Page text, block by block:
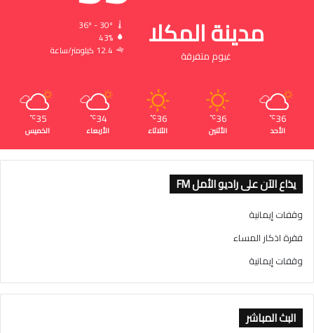
مدينة المكلا
غيوم متفرقة
43%
12.4 كيلومتر/ساعة
36
℃
الأحد
36
℃
الأثنين
36
℃
الثلاثاء
34
℃
الأربعاء
35
℃
الخميس
يذاع الآن على راديو الأمل FM
وقفات إيمانية
فقرة اذكار المساء
وقفات إيمانية
البث المباشر